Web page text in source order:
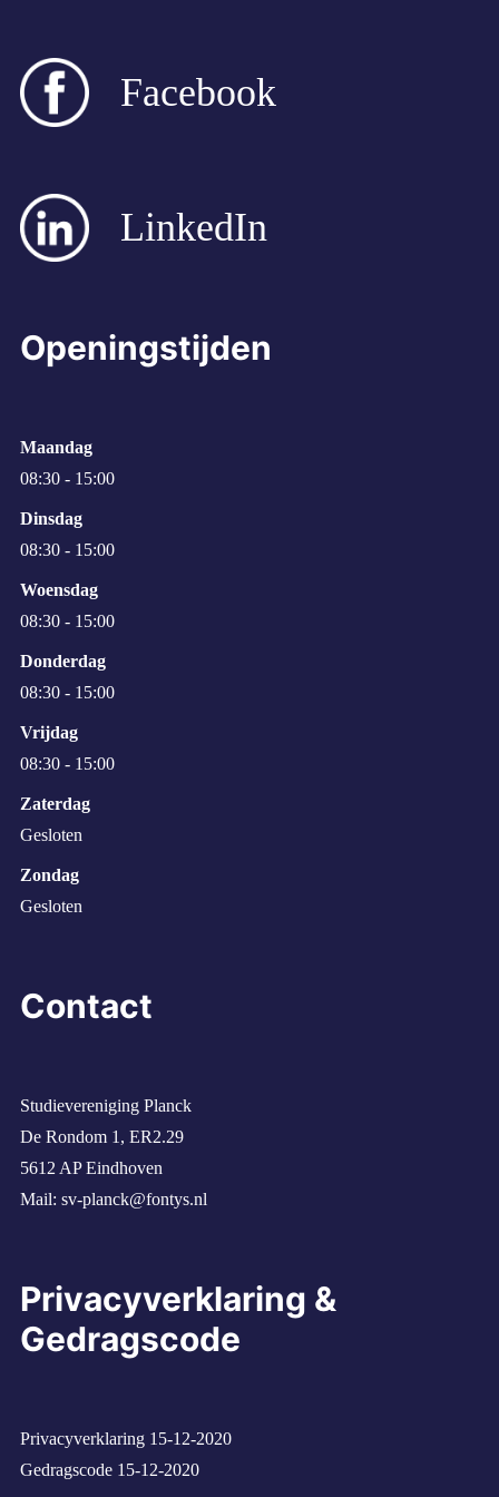
Facebook
LinkedIn
Openingstijden
Maandag
08:30 - 15:00
Dinsdag
08:30 - 15:00
Woensdag
08:30 - 15:00
Donderdag
08:30 - 15:00
Vrijdag
08:30 - 15:00
Zaterdag
Gesloten
Zondag
Gesloten
Contact
Studievereniging Planck
De Rondom 1, ER2.29
5612 AP Eindhoven
Mail: sv-planck@fontys.nl
Privacyverklaring &
Gedragscode
Privacyverklaring 15-12-2020
Gedragscode 15-12-2020